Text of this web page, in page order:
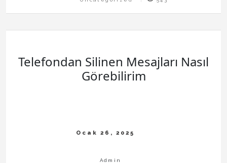
Telefondan Silinen Mesajları Nasıl
Görebilirim